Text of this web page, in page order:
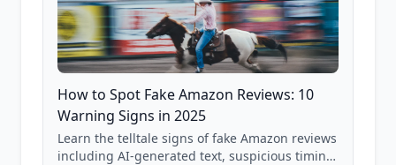
How to Spot Fake Amazon Reviews: 10
Warning Signs in 2025
Learn the telltale signs of fake Amazon reviews
including AI-generated text, suspicious timing